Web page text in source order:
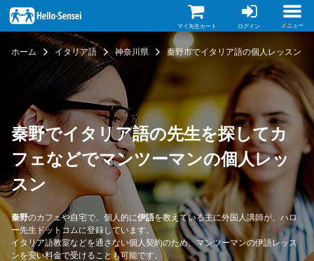
イ
ン
コ
マイ先生カート ログイン メニュー
ホーム イタリア語 神奈川県 秦野市でイタリア語の個人レッスン
秦野でイタリア語の先生を探してカ
フェなどでマンツーマンの個人レッ
スン
秦野のカフェや自宅で、個人的に伊語を教えている主に外国人講師が、ハロ
ー先生ドットコムに登録しています。
イタリア語教室などを通さない個人契約のため、マンツーマンの伊語レッス
ンを安い料金で受けることも可能です。